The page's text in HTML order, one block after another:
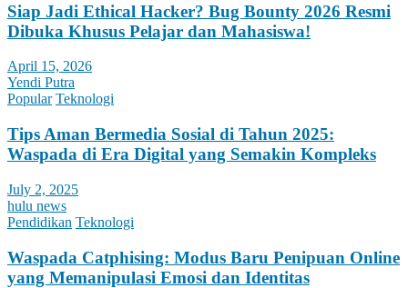
Siap Jadi Ethical Hacker? Bug Bounty 2026 Resmi
Dibuka Khusus Pelajar dan Mahasiswa!
April 15, 2026
Yendi Putra
Popular Teknologi
Tips Aman Bermedia Sosial di Tahun 2025:
Waspada di Era Digital yang Semakin Kompleks
July 2, 2025
hulu news
Pendidikan Teknologi
Waspada Catphising: Modus Baru Penipuan Online
yang Memanipulasi Emosi dan Identitas